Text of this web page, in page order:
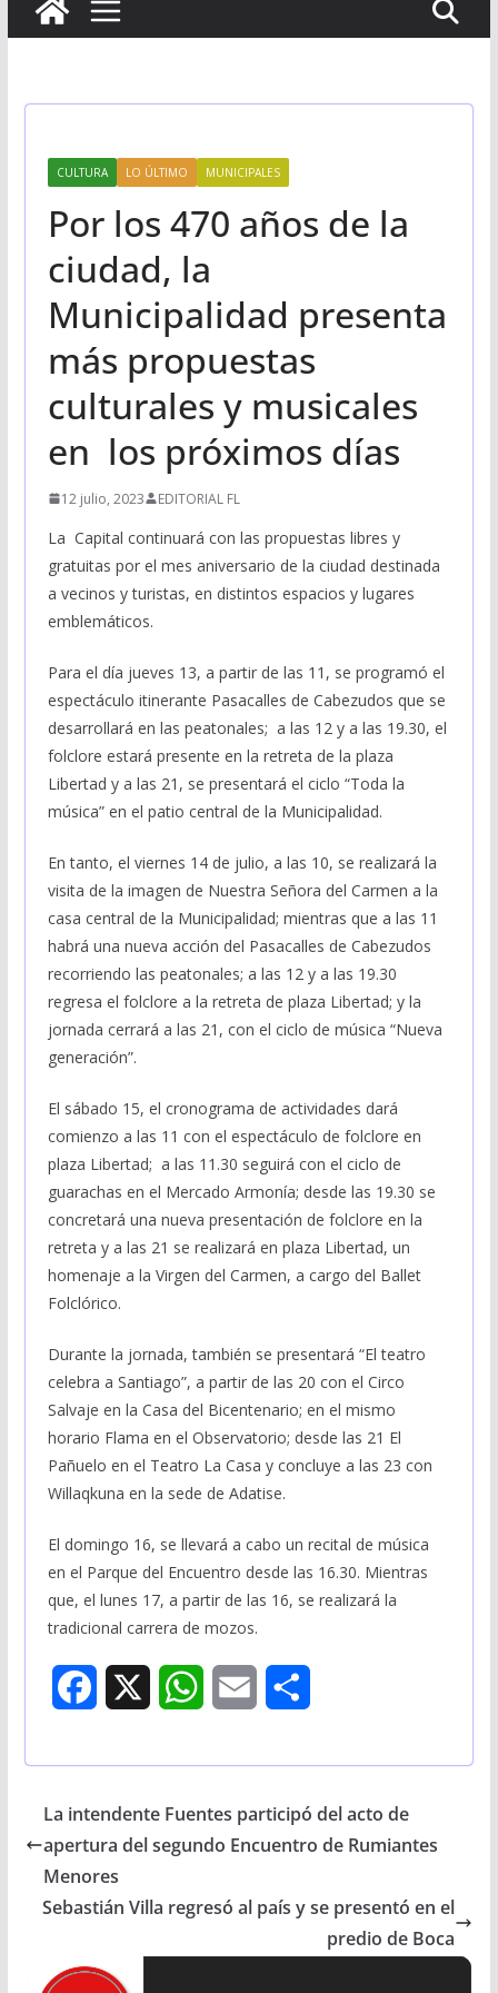
CULTURA LO ÚLTIMO MUNICIPALES
Por los 470 años de la
ciudad, la
Municipalidad presenta
más propuestas
culturales y musicales
en los próximos días
12 julio, 2023 EDITORIAL FL
La Capital continuará con las propuestas libres y
gratuitas por el mes aniversario de la ciudad destinada
a vecinos y turistas, en distintos espacios y lugares
emblemáticos.
Para el día jueves 13, a partir de las 11, se programó el
espectáculo itinerante Pasacalles de Cabezudos que se
desarrollará en las peatonales; a las 12 y a las 19.30, el
folclore estará presente en la retreta de la plaza
Libertad y a las 21, se presentará el ciclo “Toda la
música” en el patio central de la Municipalidad.
En tanto, el viernes 14 de julio, a las 10, se realizará la
visita de la imagen de Nuestra Señora del Carmen a la
casa central de la Municipalidad; mientras que a las 11
habrá una nueva acción del Pasacalles de Cabezudos
recorriendo las peatonales; a las 12 y a las 19.30
regresa el folclore a la retreta de plaza Libertad; y la
jornada cerrará a las 21, con el ciclo de música “Nueva
generación”.
El sábado 15, el cronograma de actividades dará
comienzo a las 11 con el espectáculo de folclore en
plaza Libertad; a las 11.30 seguirá con el ciclo de
guarachas en el Mercado Armonía; desde las 19.30 se
concretará una nueva presentación de folclore en la
retreta y a las 21 se realizará en plaza Libertad, un
homenaje a la Virgen del Carmen, a cargo del Ballet
Folclórico.
Durante la jornada, también se presentará “El teatro
celebra a Santiago”, a partir de las 20 con el Circo
Salvaje en la Casa del Bicentenario; en el mismo
horario Flama en el Observatorio; desde las 21 El
Pañuelo en el Teatro La Casa y concluye a las 23 con
Willaqkuna en la sede de Adatise.
El domingo 16, se llevará a cabo un recital de música
en el Parque del Encuentro desde las 16.30. Mientras
que, el lunes 17, a partir de las 16, se realizará la
tradicional carrera de mozos.
e
o
W
t
A
p
i
r
La intendente Fuentes participó del acto de
apertura del segundo Encuentro de Rumiantes
Menores
Sebastián Villa regresó al país y se presentó en el
predio de Boca